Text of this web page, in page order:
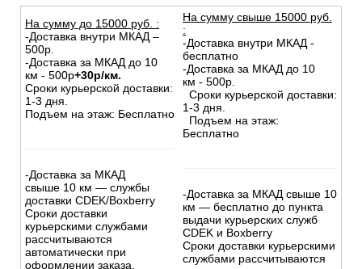
На сумму до 15000 руб. :
-Доставка внутри МКАД –
500р.
-Доставка за МКАД до 10
км - 500р+30р/км.
Сроки курьерской доставки:
1-3 дня.
Подъем на этаж: Бесплатно
-Доставка за МКАД
свыше 10 км — службы
доставки CDEK/Boxberry
Сроки доставки
курьерскими службами
рассчитываются
автоматически при
оформлении заказа.
На сумму свыше 15000 руб.
:
-Доставка внутри МКАД -
бесплатно
-Доставка за МКАД до 10
км - 500р.
Сроки курьерской доставки:
1-3 дня.
Подъем на этаж:
Бесплатно
-Доставка за МКАД свыше 10
км — бесплатно до пункта
выдачи курьерских служб
CDEK и Boxberry
Сроки доставки курьерскими
службами рассчитываются